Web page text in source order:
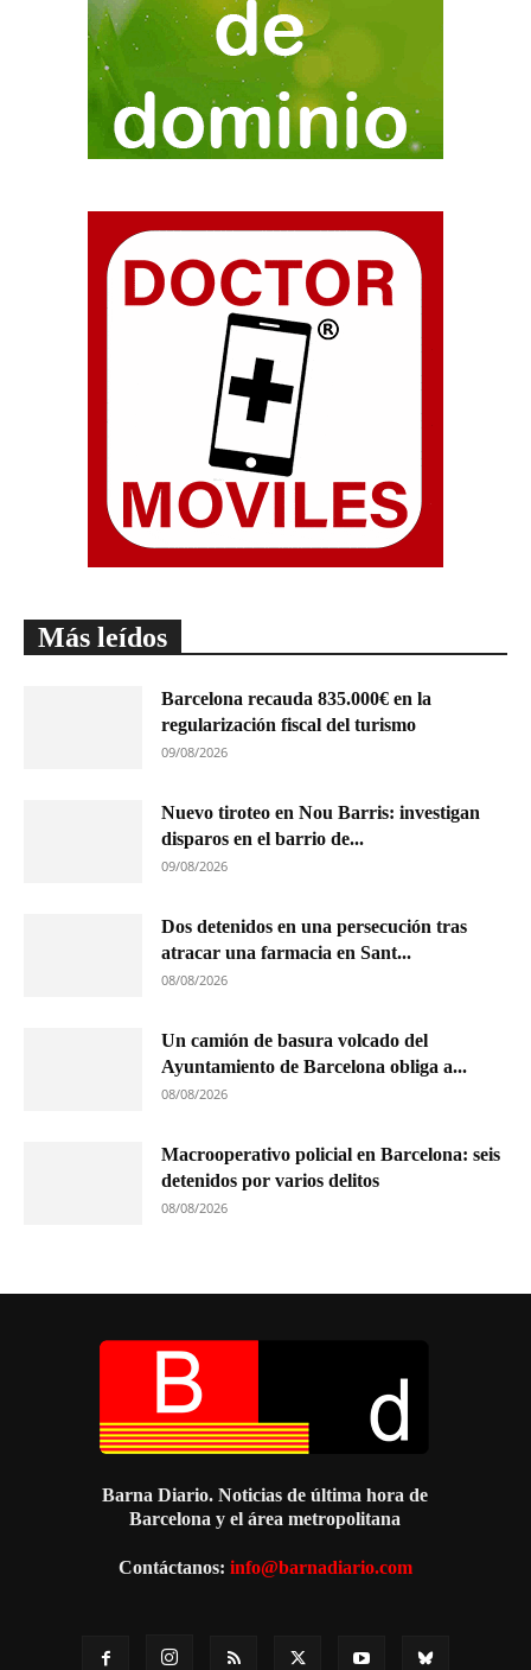
Más leídos
Barcelona recauda 835.000€ en la
regularización fiscal del turismo
09/08/2026
Nuevo tiroteo en Nou Barris: investigan
disparos en el barrio de...
09/08/2026
Dos detenidos en una persecución tras
atracar una farmacia en Sant...
08/08/2026
Un camión de basura volcado del
Ayuntamiento de Barcelona obliga a...
08/08/2026
Macrooperativo policial en Barcelona: seis
detenidos por varios delitos
08/08/2026
Barna Diario. Noticias de última hora de
Barcelona y el área metropolitana
Contáctanos: info@barnadiario.com